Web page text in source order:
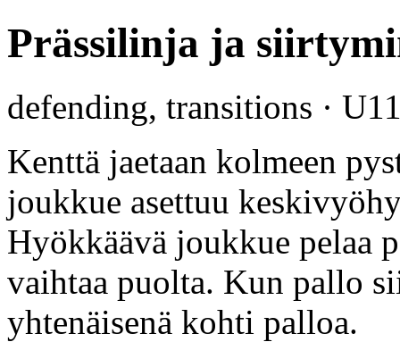
Prässilinja ja
defending, transitions ·
Kenttä jaetaan kolmeen
joukkue asettuu
Hyökkäävä joukkue pelaa
vaihtaa puolta. Kun pallo
yhtenäisenä kohti palloa.